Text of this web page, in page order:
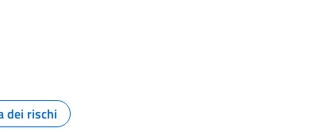
dei rischi